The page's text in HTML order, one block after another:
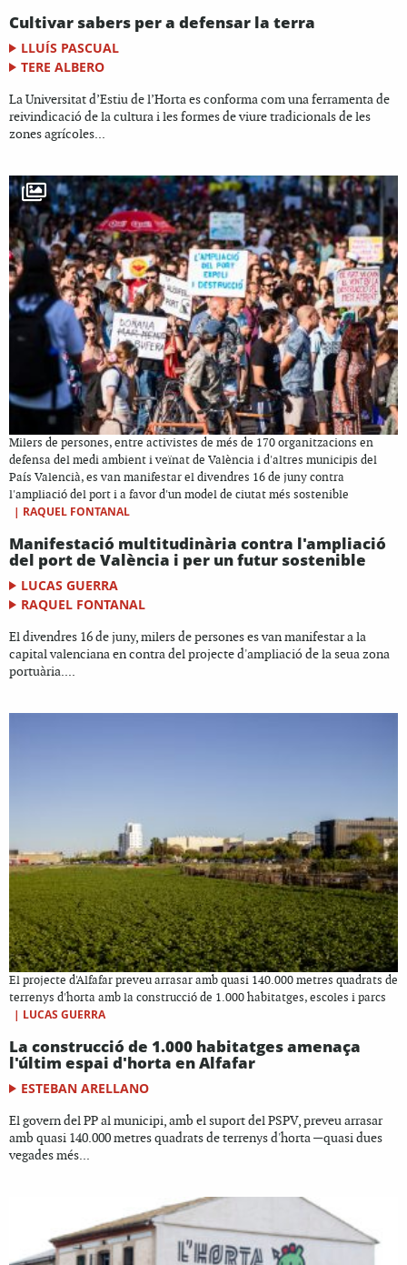
Cultivar sabers per a defensar la terra
LLUÍS PASCUAL
TERE ALBERO
La Universitat d’Estiu de l’Horta es conforma com una ferramenta de
reivindicació de la cultura i les formes de viure tradicionals de les
zones agrícoles...
Milers de persones, entre activistes de més de 170 organitzacions en
defensa del medi ambient i veïnat de València i d'altres municipis del
País Valencià, es van manifestar el divendres 16 de juny contra
l'ampliació del port i a favor d'un model de ciutat més sostenible
| RAQUEL FONTANAL
Manifestació multitudinària contra l'ampliació
del port de València i per un futur sostenible
LUCAS GUERRA
RAQUEL FONTANAL
El divendres 16 de juny, milers de persones es van manifestar a la
capital valenciana en contra del projecte d'ampliació de la seua zona
portuària....
El projecte d'Alfafar preveu arrasar amb quasi 140.000 metres quadrats de
terrenys d'horta amb la construcció de 1.000 habitatges, escoles i parcs
| LUCAS GUERRA
La construcció de 1.000 habitatges amenaça
l'últim espai d'horta en Alfafar
ESTEBAN ARELLANO
El govern del PP al municipi, amb el suport del PSPV, preveu arrasar
amb quasi 140.000 metres quadrats de terrenys d'horta —quasi dues
vegades més...